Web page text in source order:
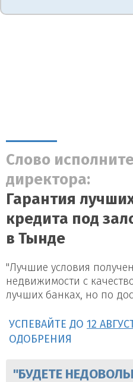
Слово
директора:
Гарантия
кредита под
в Тынде
"Лучшие условия
недвижимости с
лучших банках, но по
УСПЕВАЙТЕ ДО 12
ОДОБРЕНИЯ
"БУДЕТЕ